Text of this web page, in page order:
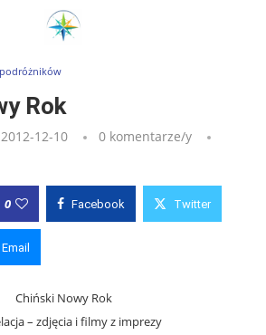
Chiński Nowy Rok
Rok
2012-12-10
0 komentarze/y
0 Facebook Twitter
Email
Chiński Nowy Rok
– zdjęcia i filmy z imprezy